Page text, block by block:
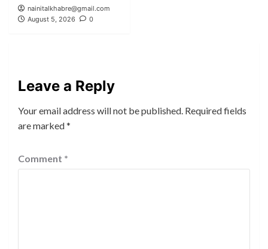
nainitalkhabre@gmail.com
August 5, 2026
0
Leave a Reply
Your email address will not be published. Required fields
are marked*
Comment *